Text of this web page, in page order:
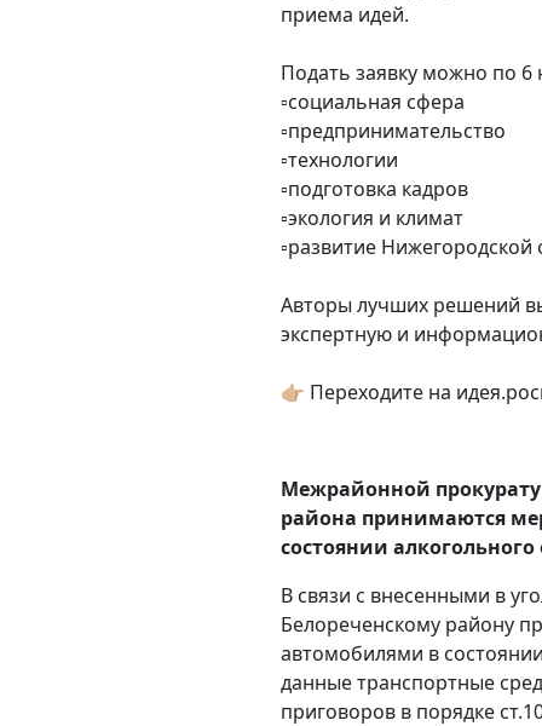
приема идей.
Подать заявку можно по 6
▫️социальная сфера
▫️предпринимательство
▫️технологии
▫️подготовка кадров
▫️экология и климат
▫️развитие Нижегородской
Авторы лучших решений
экспертную и
👉🏼 Переходите на
Межрайонной
района принимаются
состоянии
В связи с внесенными в
Белореченскому району
автомобилями в
данные транспортные
приговоров в порядке